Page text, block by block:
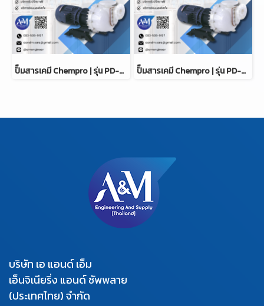
ปั๊มสารเคมี Chempro | รุ่น PD-532F ปั๊มสารเคมี Chempro | รุ่น PD-532LF
บริษัท เอ แอนด์ เอ็ม
เอ็นจิเนียริ่ง แอนด์ ซัพพลาย
(ประเทศไทย) จำกัด